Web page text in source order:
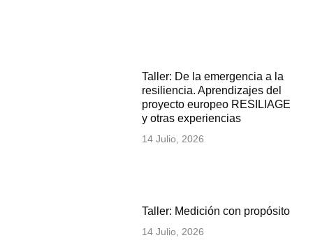
Taller: De la emergencia a la
resiliencia. Aprendizajes del
proyecto europeo RESILIAGE
y otras experiencias
14 Julio, 2026
Taller: Medición con propósito
14 Julio, 2026